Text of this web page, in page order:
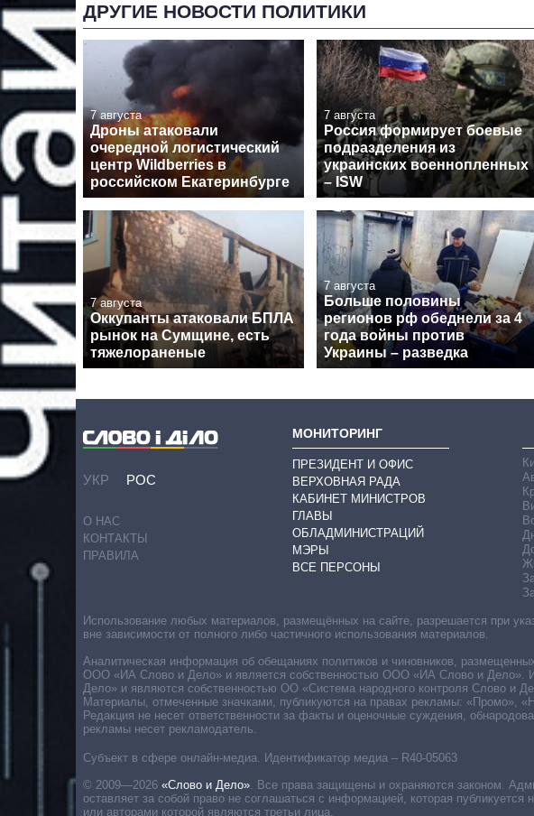
ДРУГИЕ НОВОСТИ ПОЛИТИКИ
7 августа
Дроны атаковали
очередной логистический
центр Wildberries в
российском Екатеринбурге
7 августа
Россия формирует боевые
подразделения из
украинских военнопленных
– ISW
7 августа
Оккупанты атаковали БПЛА
рынок на Сумщине, есть
тяжелораненые
7 августа
Больше половины
регионов рф обеднели за 4
года войны против
Украины – разведка
УКР РОС
О НАС
КОНТАКТЫ
ПРАВИЛА
МОНИТОРИНГ
ПРЕЗИДЕНТ И ОФИС
ВЕРХОВНАЯ РАДА
КАБИНЕТ МИНИСТРОВ
ГЛАВЫ
ОБЛАДМИНИСТРАЦИЙ
МЭРЫ
ВСЕ ПЕРСОНЫ
Субъект в сфере онлайн-медиа. Идентификатор медиа – R40-05063
© 2009—2026 «Слово и Дело» Все права защищены и охраняются законом.
оставляет за собой право не соглашаться с информацией, которая публикуется
или авторами которой являются третьи лица.
Использование любых материалов, размещённых на сайте, разрешается при
вне зависимости от полного либо частичного использования материалов.
Аналитическая информация об обещаниях политиков и чиновников,
ООО «ИА Слово и Дело» и является собственностью ООО «ИА Слово и Дело».
Дело» и являются собственностью ОО «Система народного контроля Слово и
Материалы, отмеченные значками, публикуются на правах рекламы: «Промо»,
Редакция не несет ответственности за факты и оценочные суждения,
рекламы несет рекламодатель.